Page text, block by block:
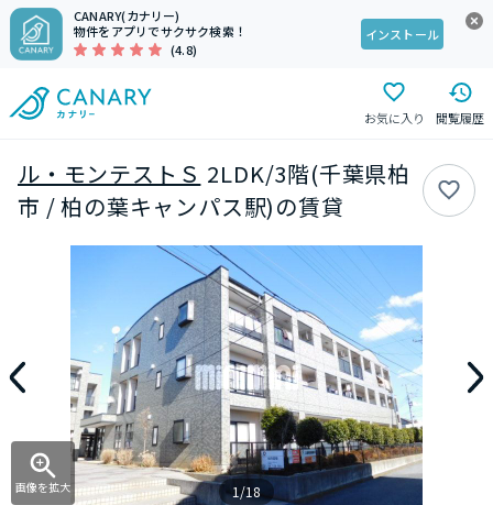
CANARY(カナリー)
物件をアプリでサクサク検索！
(4.8)
インストール
お気に入り 閲覧履歴
ル・モンテストＳ 2LDK/3階(千葉県柏
市 / 柏の葉キャンパス駅)の賃貸
画像を拡大 1/18